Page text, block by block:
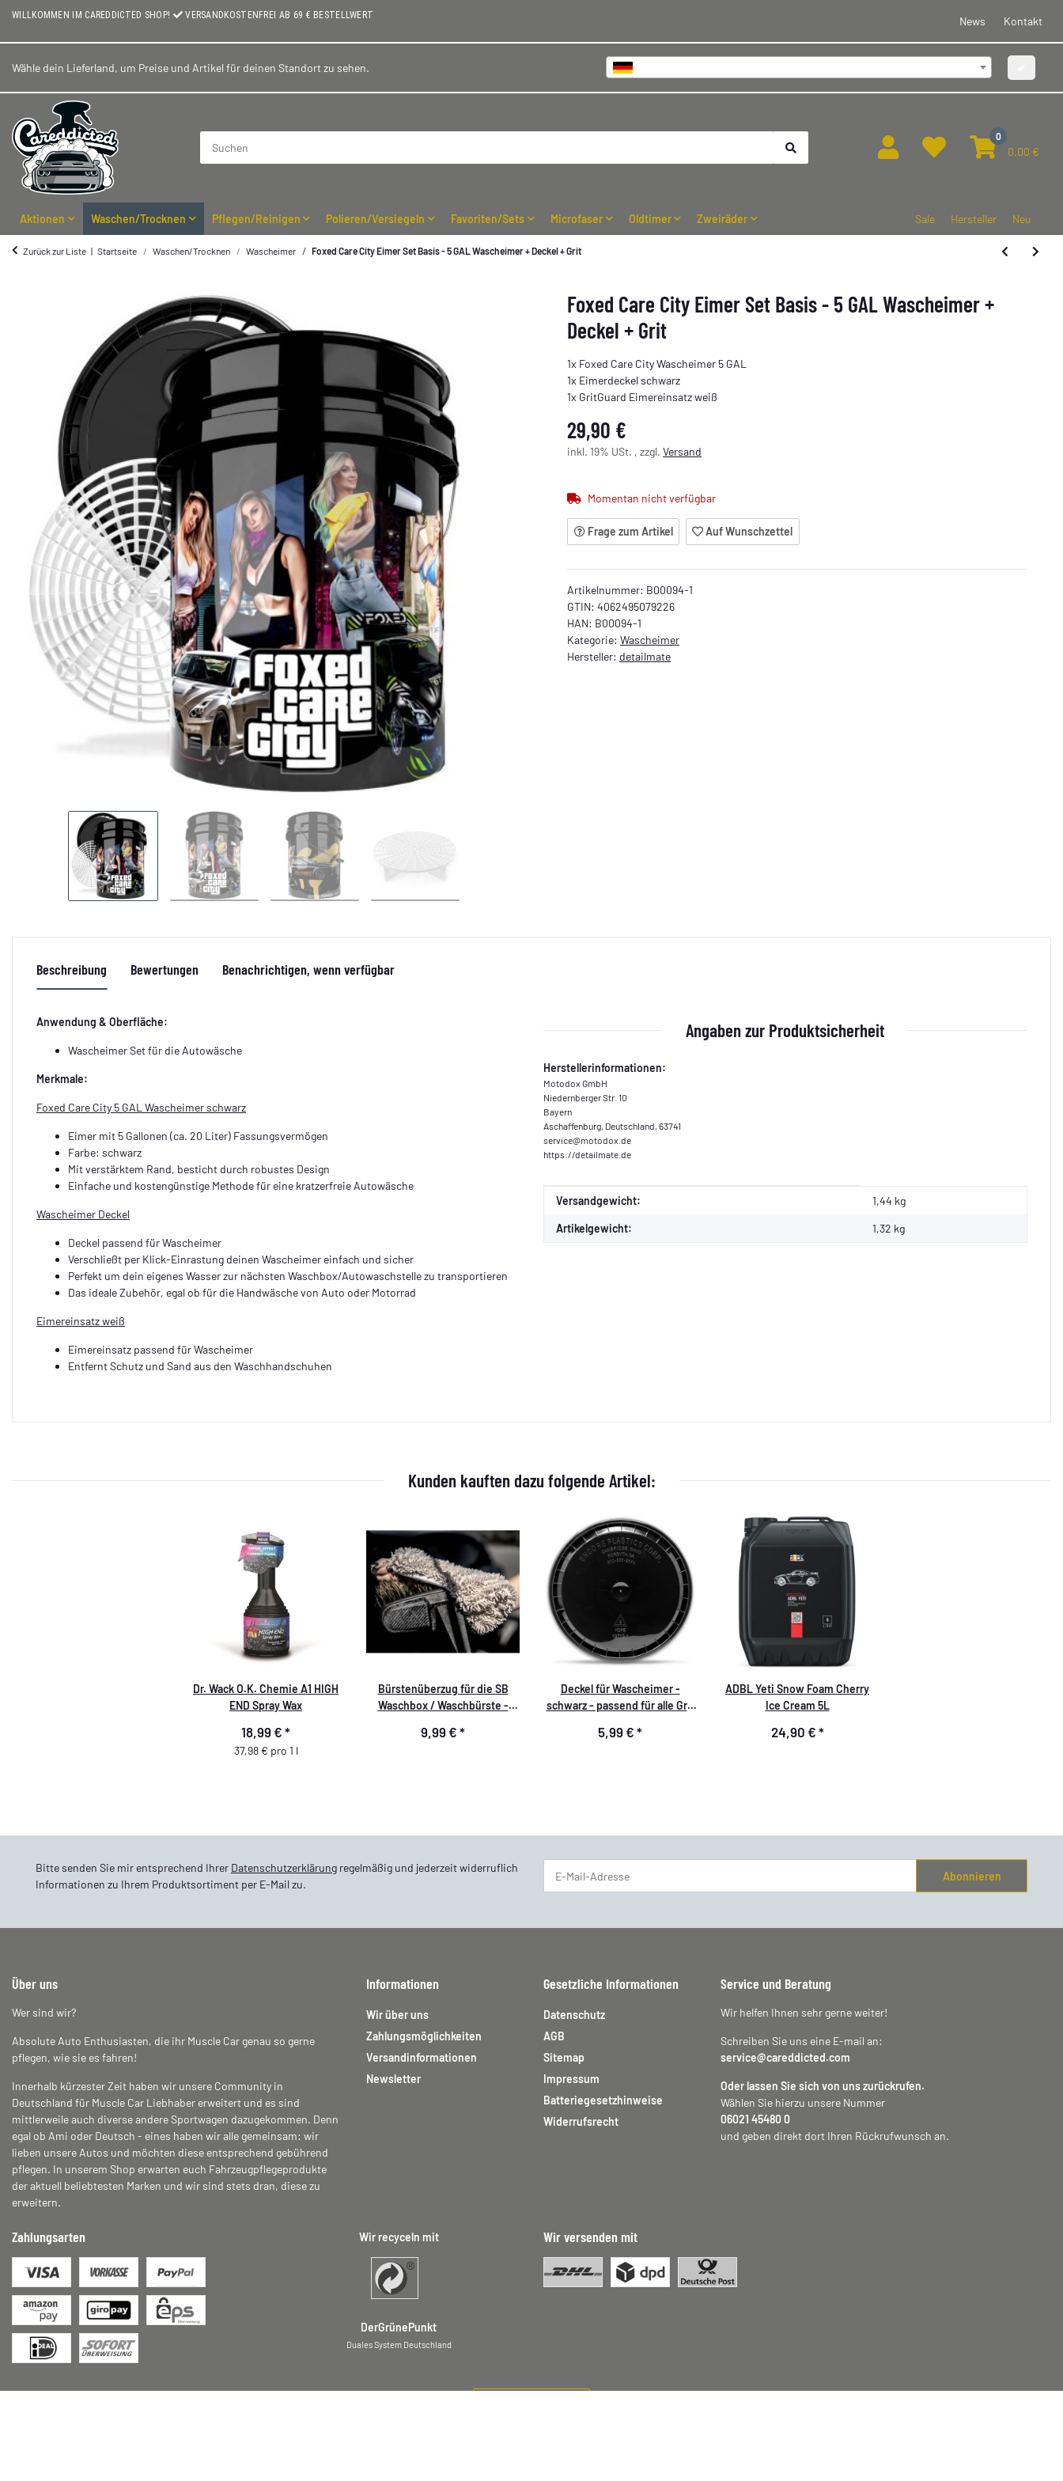
News Kontakt
WILLKOMMEN IM CAREDDICTED SHOP! VERSANDKOSTENFREI AB 69 € BESTELLWERT
Wähle dein Lieferland, um Preise und Artikel für deinen Standort zu sehen.
0
0,00 €
Aktionen Waschen/Trocknen Pflegen/Reinigen Polieren/Versiegeln Favoriten/Sets Microfaser Oldtimer Zweiräder Sale Hersteller Neu
Zurück zur Liste Startseite Waschen/Trocknen Wascheimer Foxed Care City Eimer Set Basis - 5 GAL Wascheimer + Deckel + Grit
Foxed Care City Eimer Set Basis - 5 GAL Wascheimer +
Deckel + Grit
1x Foxed Care City Wascheimer 5 GAL
1x Eimerdeckel schwarz
1x GritGuard Eimereinsatz weiß
29,90 €
inkl. 19% USt. , zzgl. Versand
Momentan nicht verfügbar
Frage zum Artikel Auf Wunschzettel
Artikelnummer: B00094-1
GTIN: 4062495079226
HAN: B00094-1
Kategorie: Wascheimer
Hersteller: detailmate
Beschreibung Bewertungen Benachrichtigen, wenn verfügbar
Anwendung & Oberfläche:
Wascheimer Set für die Autowäsche
Merkmale:
Foxed Care City 5 GAL Wascheimer schwarz
Eimer mit 5 Gallonen (ca. 20 Liter) Fassungsvermögen
Farbe: schwarz
Mit verstärktem Rand, besticht durch robustes Design
Einfache und kostengünstige Methode für eine kratzerfreie Autowäsche
Wascheimer Deckel
Deckel passend für Wascheimer
Verschließt per Klick-Einrastung deinen Wascheimer einfach und sicher
Perfekt um dein eigenes Wasser zur nächsten Waschbox/Autowaschstelle zu transportieren
Das ideale Zubehör, egal ob für die Handwäsche von Auto oder Motorrad
Eimereinsatz weiß
Eimereinsatz passend für Wascheimer
Entfernt Schutz und Sand aus den Waschhandschuhen
Angaben zur Produktsicherheit
Herstellerinformationen:
Motodox GmbH
Niedernberger Str. 10
Bayern
Aschaffenburg, Deutschland, 63741
service@motodox.de
https://detailmate.de
Produkteigenschaft
Wert
Versandgewicht: 1,44 kg
Artikelgewicht: 1,32 kg
Kunden kauften dazu folgende Artikel:
Dr. Wack O.K. Chemie A1 HIGH
END Spray Wax
18,99 € *
37,98 € pro 1 l
Bürstenüberzug für die SB
Waschbox / Waschbürste -
Brush Cover for Car Wash
9,99 € *
Deckel für Wascheimer -
schwarz - passend für alle Grit
BLACK
5,99 € *
ADBL Yeti Snow Foam Cherry
Ice Cream 5L
24,90 € *
Bitte senden Sie mir entsprechend Ihrer Datenschutzerklärung regelmäßig und jederzeit widerruflich
Informationen zu Ihrem Produktsortiment per E-Mail zu.
Abonnieren
Über uns
Wer sind wir?
Absolute Auto Enthusiasten, die ihr Muscle Car genau so gerne
pflegen, wie sie es fahren!
Innerhalb kürzester Zeit haben wir unsere Community in
Deutschland für Muscle Car Liebhaber erweitert und es sind
mittlerweile auch diverse andere Sportwagen dazugekommen. Denn
egal ob Ami oder Deutsch - eines haben wir alle gemeinsam: wir
lieben unsere Autos und möchten diese entsprechend gebührend
pflegen. In unserem Shop erwarten euch Fahrzeugpflegeprodukte
der aktuell beliebtesten Marken und wir sind stets dran, diese zu
erweitern.
Informationen
Wir über uns
Zahlungsmöglichkeiten
Versandinformationen
Newsletter
Gesetzliche Informationen
Datenschutz
AGB
Sitemap
Impressum
Batteriegesetzhinweise
Widerrufsrecht
Service und Beratung
Wir helfen Ihnen sehr gerne weiter!
Schreiben Sie uns eine E-mail an:
service@careddicted.com
Oder lassen Sie sich von uns zurückrufen.
Wählen Sie hierzu unsere Nummer
06021 45480 0
und geben direkt dort Ihren Rückrufwunsch an.
Zahlungsarten Wir recyceln mit
DerGrünePunkt
Duales System Deutschland
Wir versenden mit